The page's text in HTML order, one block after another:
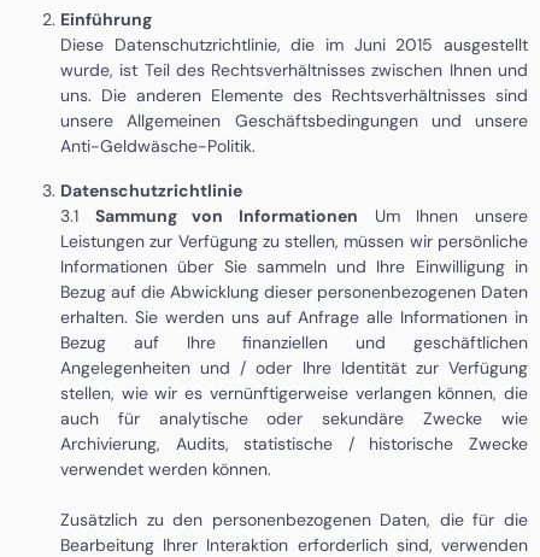
Einführung
Diese Datenschutzrichtlinie, die im Juni 2015 ausgestellt
wurde, ist Teil des Rechtsverhältnisses zwischen Ihnen und
uns. Die anderen Elemente des Rechtsverhältnisses sind
unsere Allgemeinen Geschäftsbedingungen und unsere
Anti-Geldwäsche-Politik.
Datenschutzrichtlinie
3.1 Sammung von Informationen Um Ihnen unsere
Leistungen zur Verfügung zu stellen, müssen wir persönliche
Informationen über Sie sammeln und Ihre Einwilligung in
Bezug auf die Abwicklung dieser personenbezogenen Daten
erhalten. Sie werden uns auf Anfrage alle Informationen in
Bezug auf Ihre finanziellen und geschäftlichen
Angelegenheiten und / oder Ihre Identität zur Verfügung
stellen, wie wir es vernünftigerweise verlangen können, die
auch für analytische oder sekundäre Zwecke wie
Archivierung, Audits, statistische / historische Zwecke
verwendet werden können.
Zusätzlich zu den personenbezogenen Daten, die für die
Bearbeitung Ihrer Interaktion erforderlich sind, verwenden